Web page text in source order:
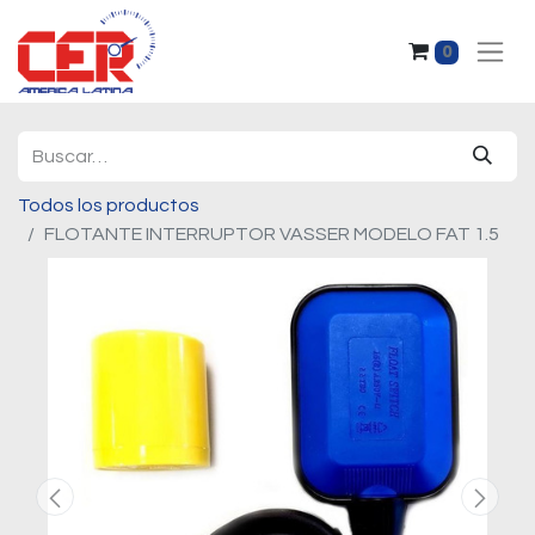
0
Todos los productos
FLOTANTE INTERRUPTOR VASSER MODELO FAT 1.5